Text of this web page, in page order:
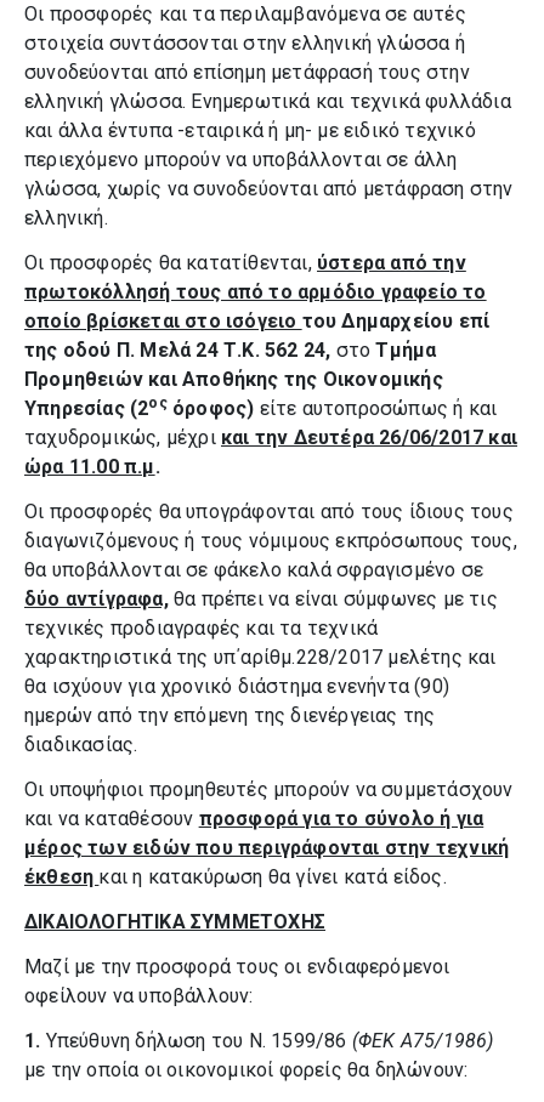
Οι προσφορές και τα περιλαμβανόμενα σε αυτές
στοιχεία συντάσσονται στην ελληνική γλώσσα ή
συνοδεύονται από επίσημη μετάφρασή τους στην
ελληνική γλώσσα. Ενημερωτικά και τεχνικά φυλλάδια
και άλλα έντυπα -εταιρικά ή μη- με ειδικό τεχνικό
περιεχό­μενο μπορούν να υποβάλλονται σε άλλη
γλώσσα, χωρίς να συνοδεύονται από μετάφραση στην
ελληνική.
Οι προσφορές θα κατατίθενται, ύστερα από την
πρωτοκόλλησή τους από το αρμόδιο γραφείο το
οποίο βρίσκεται στο ισόγειο του Δημαρχείου επί
της οδού Π. Μελά 24 Τ.Κ. 562 24, στοΤμήμα
Προμηθειών και Αποθήκης της Οικονομικής
Υπηρεσίας (2οςόροφος) είτε αυτοπροσώπως ή και
ταχυδρομικώς, μέχρι και την Δευτέρα 26/06/2017 και
ώρα 11.00 π.μ.
Οι προσφορές θα υπογράφονται από τους ίδιους τους
διαγωνιζόμενους ή τους νόμιμους εκπρόσωπους τους,
θα υποβάλλονται σε φάκελο καλά σφραγισμένο σε
δύο αντίγραφα,θα πρέπει να είναι σύμφωνες με τις
τεχνικές προδιαγραφές και τα τεχνικά
χαρακτηριστικά της υπ΄αρίθμ.228/2017 μελέτης και
θα ισχύουν για χρονικό διάστημα ενενήντα (90)
ημερών από την επόμενη της διενέργειας της
διαδικασίας.
Οι υποψήφιοι προμηθευτές μπορούν να συμμετάσχουν
και να καταθέσουν προσφορά για το σύνολο ή για
μέρος των ειδών που περιγράφονται στην τεχνική
έκθεση και η κατακύρωση θα γίνει κατά είδος.
ΔΙΚΑΙΟΛΟΓΗΤΙΚΑ ΣΥΜΜΕΤΟΧΗΣ
Μαζί με την προσφορά τους οι ενδιαφερόμενοι
οφείλουν να υποβάλλουν:
1. Υπεύθυνη δήλωση του Ν. 1599/86 (ΦΕΚ Α75/1986)
με την οποία οι οικονομικοί φορείς θα δηλώνουν: